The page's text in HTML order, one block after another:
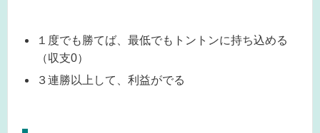
１度でも勝てば、最低でもトントンに持ち込める
（収支0）
３連勝以上して、利益がでる